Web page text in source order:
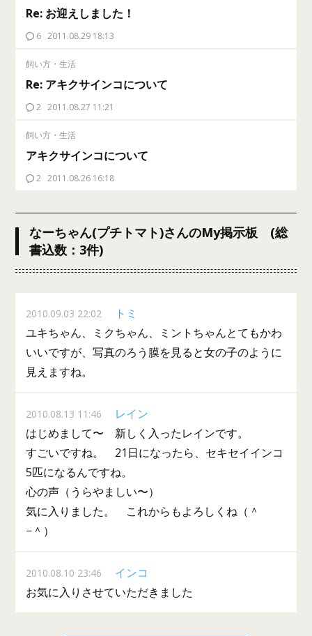
Re: お迎えしました！
6 2011.08.29 18:13
飼い方・生活
Re: アキクサインコについて
2 2011.08.27 11:21
飼い方・生活
アキクサインコについて
2 2011.08.26 16:18
なーちゃん(プチトマト)さんのMy掲示板 (総
書込数：3件)
2010.09.03 22:02
トミ
ユキちゃん、ミクちゃん、ミントちゃんとてもかわ
いいですが、写真のろう膜を見ると女の子のように
見えますね。
2010.08.13 11:46
レイン
はじめまして〜 新しく入ったレインです。
すごいですね。 21日になったら、セキセイインコ
5匹になるんですね。
心の声（うらやましい〜）
気に入りました。 これからもよろしくね（＾
−＾）
2010.08.10 23:46
インコ
お気に入りさせていただきました